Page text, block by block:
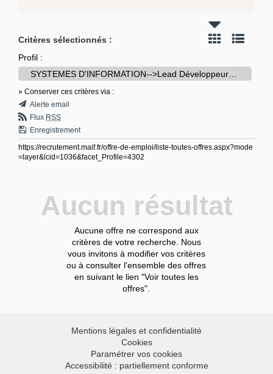
Critères sélectionnés :
Profil :
» Conserver ces critères via :
Alerte email
Flux RSS
Enregistrement
https://recrutement.maif.fr/offre-de-emploi/liste-toutes-offres.aspx?mode
=layer&lcid=1036&facet_Profile=4302
Aucun résultat
Aucune offre ne correspond aux
critères de votre recherche. Nous
vous invitons à modifier vos critères
ou à consulter l'ensemble des offres
en suivant le lien "Voir toutes les
offres".
Mentions légales et confidentialité
Cookies
Paramétrer vos cookies
Accessibilité : partiellement conforme